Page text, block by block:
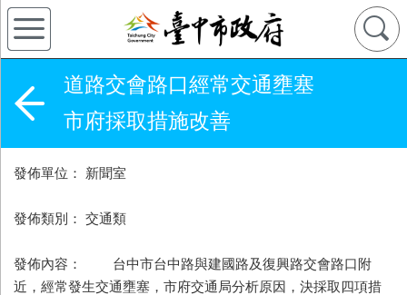
道路交會路口經常交通壅塞
市府採取措施改善
發佈單位： 新聞室
發佈類別： 交通類
發佈內容： 台中市台中路與建國路及復興路交會路口附
近，經常發生交通壅塞，市府交通局分析原因，決採取四項措